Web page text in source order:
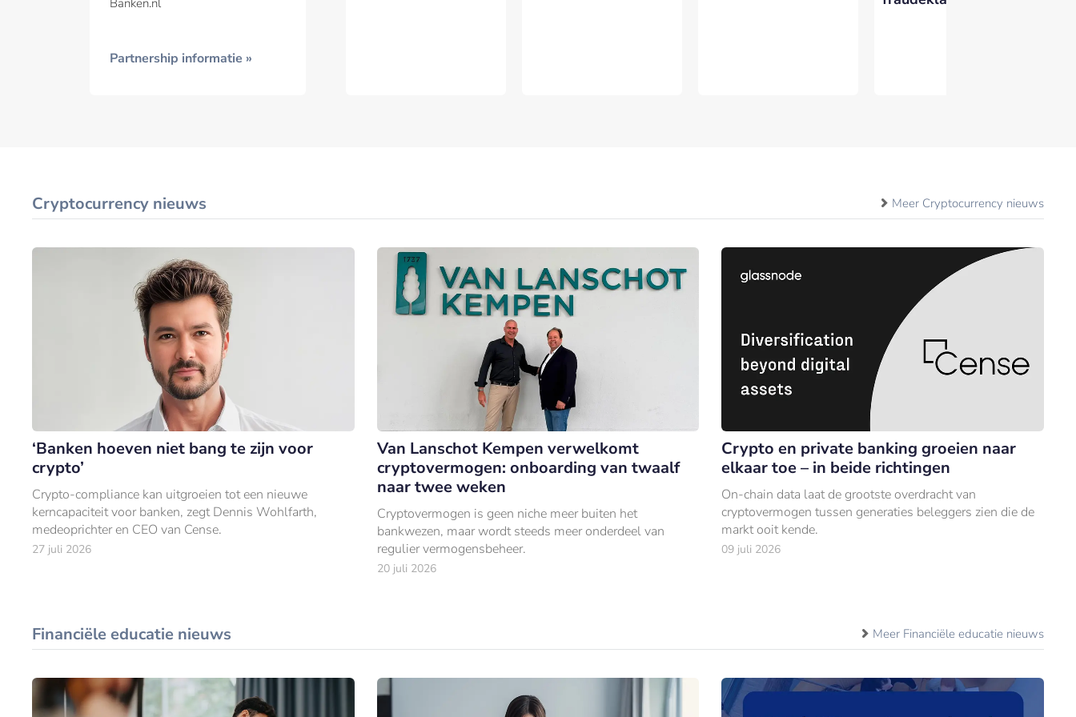
Banken.nl
Partnership informatie »
Cryptocurrency nieuws Meer Cryptocurrency nieuws
‘Banken hoeven niet bang te zijn voor
crypto’
Crypto-compliance kan uitgroeien tot een nieuwe
kerncapaciteit voor banken, zegt Dennis Wohlfarth,
medeoprichter en CEO van Cense.
27 juli 2026
Van Lanschot Kempen verwelkomt
cryptovermogen: onboarding van twaalf
naar twee weken
Cryptovermogen is geen niche meer buiten het
bankwezen, maar wordt steeds meer onderdeel van
regulier vermogensbeheer.
20 juli 2026
Crypto en private banking groeien naar
elkaar toe – in beide richtingen
On-chain data laat de grootste overdracht van
cryptovermogen tussen generaties beleggers zien die de
markt ooit kende.
09 juli 2026
Financiële educatie nieuws Meer Financiële educatie nieuws